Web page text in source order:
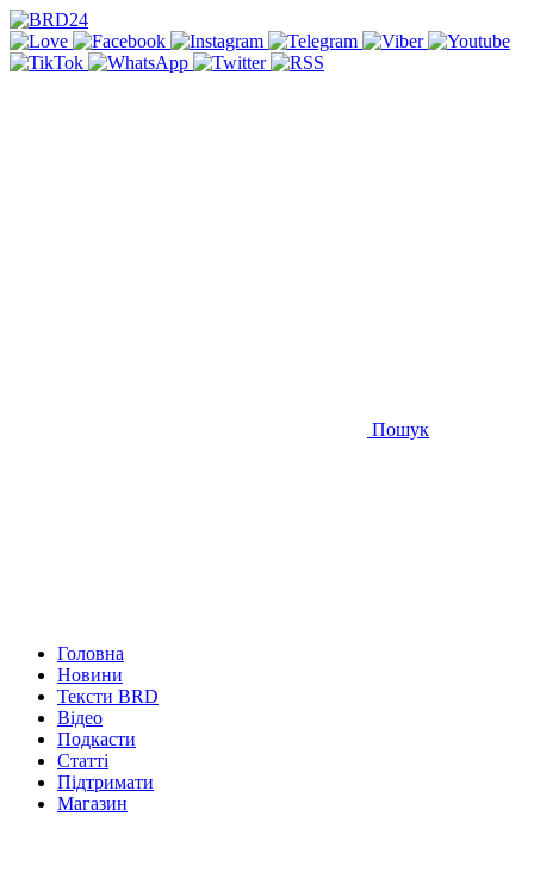
Пошук
Головна
Новини
Тексти BRD
Відео
Подкасти
Статті
Підтримати
Магазин